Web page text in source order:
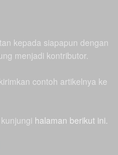
kepada siapapun dengan
menjadi kontributor.
contoh artikelnya ke
halaman berikut ini.